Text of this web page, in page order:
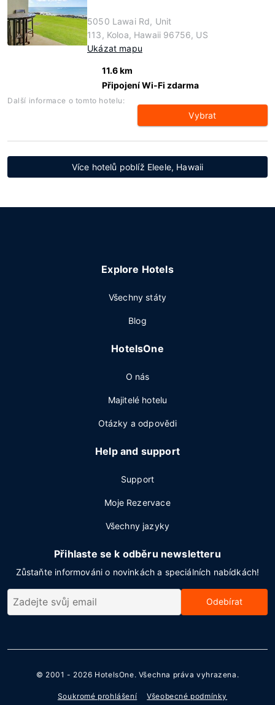
5050 Lawai Rd, Unit
113, Koloa, Hawaii 96756, US
Ukázat mapu
11.6 km
Připojení Wi-Fi zdarma
Další informace o tomto hotelu:
Vybrat
Více hotelů poblíž Eleele, Hawaii
Explore Hotels
Všechny státy
Blog
HotelsOne
O nás
Majitelé hotelu
Otázky a odpovědi
Help and support
Support
Moje Rezervace
Všechny jazyky
Přihlaste se k odběru newsletteru
Zůstaňte informováni o novinkách a speciálních nabídkách!
Odebírat
© 2001 - 2026 HotelsOne. Všechna práva vyhrazena.
Soukromé prohlášení Všeobecné podmínky